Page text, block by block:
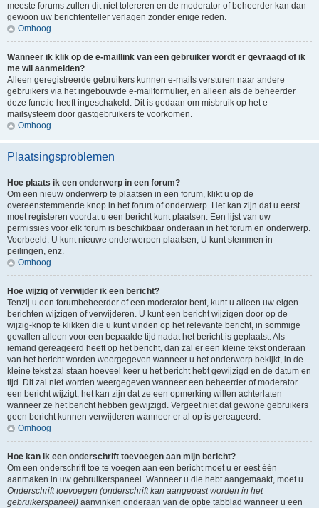
meeste forums zullen dit niet tolereren en de moderator of beheerder kan dan
gewoon uw berichtenteller verlagen zonder enige reden.
Omhoog
Wanneer ik klik op de e-maillink van een gebruiker wordt er gevraagd of ik
me wil aanmelden?
Alleen geregistreerde gebruikers kunnen e-mails versturen naar andere
gebruikers via het ingebouwde e-mailformulier, en alleen als de beheerder
deze functie heeft ingeschakeld. Dit is gedaan om misbruik op het e-
mailsysteem door gastgebruikers te voorkomen.
Omhoog
Plaatsingsproblemen
Hoe plaats ik een onderwerp in een forum?
Om een nieuw onderwerp te plaatsen in een forum, klikt u op de
overeenstemmende knop in het forum of onderwerp. Het kan zijn dat u eerst
moet registeren voordat u een bericht kunt plaatsen. Een lijst van uw
permissies voor elk forum is beschikbaar onderaan in het forum en onderwerp.
Voorbeeld: U kunt nieuwe onderwerpen plaatsen, U kunt stemmen in
peilingen, enz.
Omhoog
Hoe wijzig of verwijder ik een bericht?
Tenzij u een forumbeheerder of een moderator bent, kunt u alleen uw eigen
berichten wijzigen of verwijderen. U kunt een bericht wijzigen door op de
wijzig-knop te klikken die u kunt vinden op het relevante bericht, in sommige
gevallen alleen voor een bepaalde tijd nadat het bericht is geplaatst. Als
iemand gereageerd heeft op het bericht, dan zal er een kleine tekst onderaan
van het bericht worden weergegeven wanneer u het onderwerp bekijkt, in de
kleine tekst zal staan hoeveel keer u het bericht hebt gewijzigd en de datum en
tijd. Dit zal niet worden weergegeven wanneer een beheerder of moderator
een bericht wijzigt, het kan zijn dat ze een opmerking willen achterlaten
wanneer ze het bericht hebben gewijzigd. Vergeet niet dat gewone gebruikers
geen bericht kunnen verwijderen wanneer er al op is gereageerd.
Omhoog
Hoe kan ik een onderschrift toevoegen aan mijn bericht?
Om een onderschrift toe te voegen aan een bericht moet u er eest één
aanmaken in uw gebruikerspaneel. Wanneer u die hebt aangemaakt, moet u
Onderschrift toevoegen (onderschrift kan aangepast worden in het
gebruikerspaneel) aanvinken onderaan van de optie tabblad wanneer u een